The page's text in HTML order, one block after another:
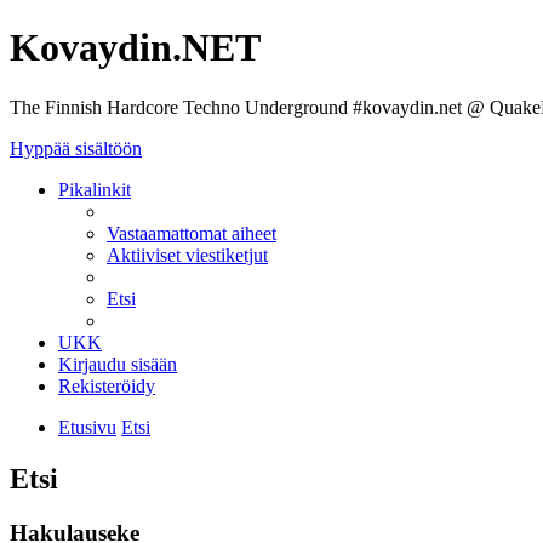
Kovaydin.NET
The Finnish Hardcore Techno Underground #kovaydin.net @
Hyppää sisältöön
Pikalinkit
Vastaamattomat aiheet
Aktiiviset viestiketjut
Etsi
UKK
Kirjaudu sisään
Rekisteröidy
Etusivu Etsi
Etsi
Hakulauseke